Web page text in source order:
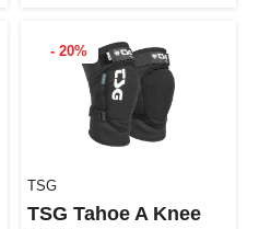
- 20%
TSG
TSG Tahoe A Knee